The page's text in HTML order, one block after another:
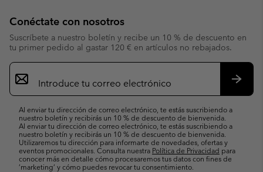
Conéctate con nosotros
Suscríbete a nuestro boletín y recibe un 10 % de descuento en
tu primer pedido al gastar 120 € en artículos no rebajados.
Suscripción
de
correo
Al enviar tu dirección de correo electrónico, te estás suscribiendo a
nuestro boletín y recibirás un 10 % de descuento de bienvenida.
Al enviar tu dirección de correo electrónico, te estás suscribiendo a
nuestro boletín y recibirás un 10 % de descuento de bienvenida.
Utilizaremos tu dirección para informarte de novedades, ofertas y
eventos promocionales. Consulta nuestra Política de Privacidad para
conocer más en detalle cómo procesaremos tus datos con fines de
’marketing’ y cómo puedes revocar tu consentimiento.